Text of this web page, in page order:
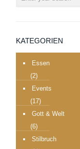
KATEGORIEN
Essen
(2)
Events
(17)
Gott & Welt
(6)
Stilbruch